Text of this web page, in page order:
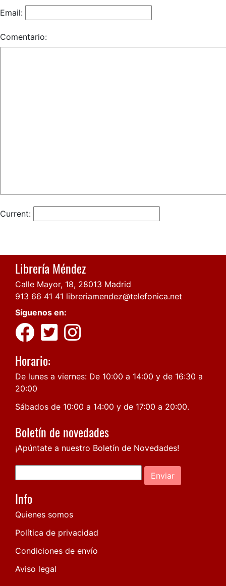
Email:
Comentario:
Current:
Librería Méndez
Calle Mayor, 18, 28013 Madrid
913 66 41 41 libreriamendez@telefonica.net
Síguenos en:
Horario:
De lunes a viernes: De 10:00 a 14:00 y de 16:30 a
20:00
Sábados de 10:00 a 14:00 y de 17:00 a 20:00.
Boletín de novedades
¡Apúntate a nuestro Boletín de Novedades!
Enviar
Info
Quienes somos
Política de privacidad
Condiciones de envío
Aviso legal